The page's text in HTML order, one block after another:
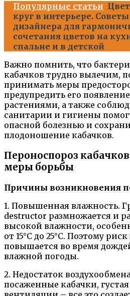
Популярные статьи
круг в интерьере. Советы
дизайнера для
сочетания цветов на
спальне и в детской
Важно помнить, что
кабачков трудно вылечим,
принимать меры
предупредить его
растениями, а также
санитарии и гигиены
опасной болезнью и
плодоношение кабачков.
Пероноспороз
меры борьбы
Причины возникновения
1. Повышенная влажность.
destructor размножается и
высокой влажности,
от 15°C до 25°C. Поэтому
повышается во время
влажной погоды.
2. Недостаток
посаженные кабачки,